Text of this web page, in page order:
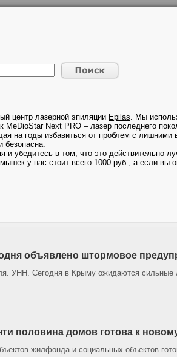
центр лазерной эпиляции Epilas. Мы
MeDioStar Next PRO – лазер последнего
на годы избавиться от проблем с лишними
безопасна.
убедитесь в том, что это действительно
у нас стоит всего 1000 руб., а если вы
объявлено штормовое
УНН. Сегодня в Крыму ожидаются сильные
половина домов готова к
жилфонда и социальных объектов